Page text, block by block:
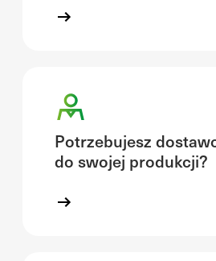
Potrzebujesz
do swojej produkcji?